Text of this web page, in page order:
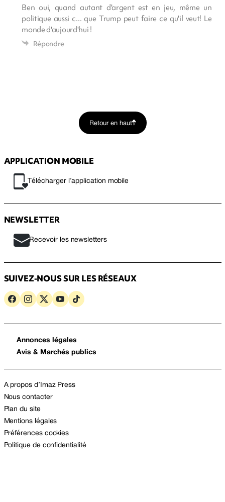
Ben oui, quand autant d'argent est en jeu, même un
politique aussi c... que Trump peut faire ce qu'il veut! Le
monde d'aujourd'hui !
Répondre
Retour en haut
APPLICATION MOBILE
Télécharger l’application mobile
NEWSLETTER
Recevoir les newsletters
SUIVEZ-NOUS SUR LES RÉSEAUX
Annonces légales
Avis & Marchés publics
A propos d’Imaz Press
Nous contacter
Plan du site
Mentions légales
Préférences cookies
Politique de confidentialité